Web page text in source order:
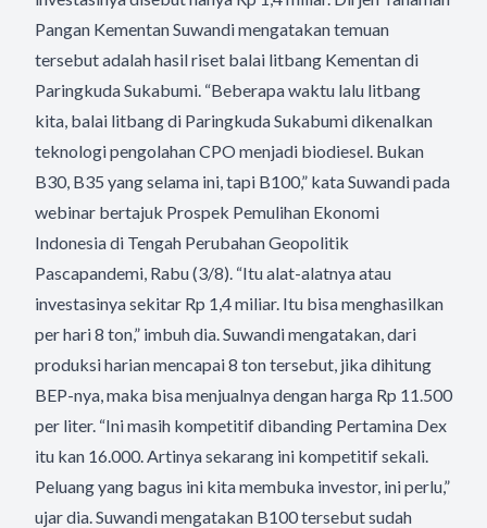
Pangan Kementan Suwandi mengatakan temuan
tersebut adalah hasil riset balai litbang Kementan di
Paringkuda Sukabumi. “Beberapa waktu lalu litbang
kita, balai litbang di Paringkuda Sukabumi dikenalkan
teknologi pengolahan CPO menjadi biodiesel. Bukan
B30, B35 yang selama ini, tapi B100,” kata Suwandi pada
webinar bertajuk Prospek Pemulihan Ekonomi
Indonesia di Tengah Perubahan Geopolitik
Pascapandemi, Rabu (3/8). “Itu alat-alatnya atau
investasinya sekitar Rp 1,4 miliar. Itu bisa menghasilkan
per hari 8 ton,” imbuh dia. Suwandi mengatakan, dari
produksi harian mencapai 8 ton tersebut, jika dihitung
BEP-nya, maka bisa menjualnya dengan harga Rp 11.500
per liter. “Ini masih kompetitif dibanding Pertamina Dex
itu kan 16.000. Artinya sekarang ini kompetitif sekali.
Peluang yang bagus ini kita membuka investor, ini perlu,”
ujar dia. Suwandi mengatakan B100 tersebut sudah